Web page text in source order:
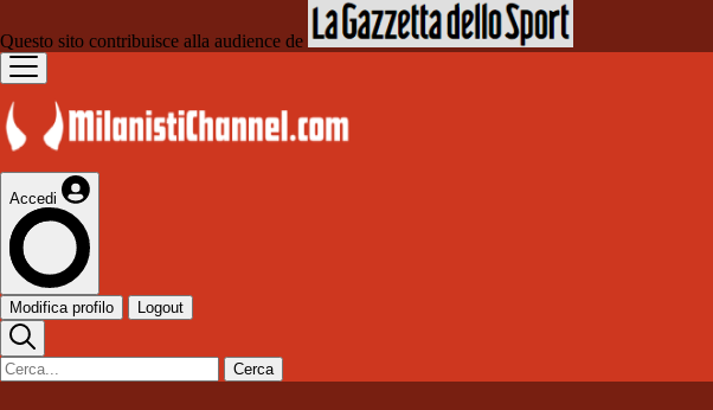
Questo sito contribuisce alla audience de
Accedi
Modifica profilo Logout
Cerca